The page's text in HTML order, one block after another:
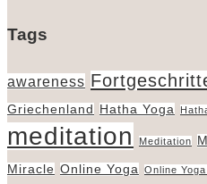
Tags
awareness
Griechenland Hatha Yoga
meditation Meditation
Miracle Online Yoga Online